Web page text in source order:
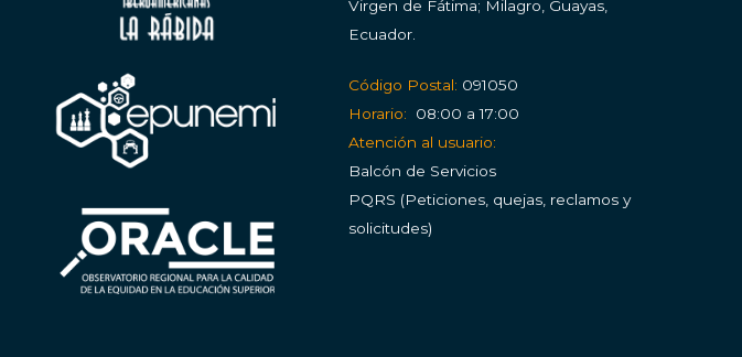
Virgen de Fátima; Milagro, Guayas,
Ecuador.
Código Postal: 091050
Horario:
08:00 a 17:00
Atención al usuario:
Balcón de Servicios
PQRS (Peticiones, quejas, reclamos y
solicitudes)